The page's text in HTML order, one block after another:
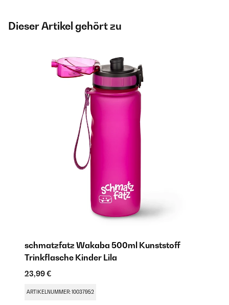
Dieser Artikel gehört zu
schmatzfatz Wakaba 500ml Kunststoff
Trinkflasche Kinder Lila
23,99 €
ARTIKELNUMMER: 10037952